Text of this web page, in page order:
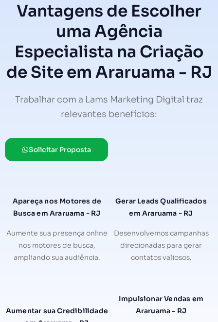
Vantagens de Escolher
uma Agência
Especialista na Criação
de Site em Araruama - RJ
Trabalhar com a Lams Marketing Digital traz
relevantes benefícios:
Solicitar Proposta
Apareça nos Motores de
Busca em Araruama - RJ
Aumente sua presença online
nos motores de busca,
ampliando sua audiência.
Gerar Leads Qualificados
em Araruama - RJ
Desenvolvemos campanhas
direcionadas para gerar
contatos valiosos.
Aumentar sua Credibilidade
Impulsionar Vendas em
Araruama - RJ